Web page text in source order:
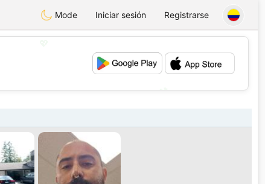
Mode Iniciar sesión Registrarse